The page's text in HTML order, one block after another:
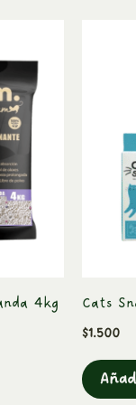
4kg Cats
$1.500